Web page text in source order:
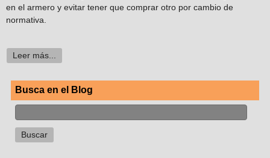
Busca en el Blog
en el armero y evitar tener que comprar otro por cambio de
normativa.
Leer más...